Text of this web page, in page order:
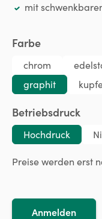
mit
Farbeauswählen
chrom
graphit
Betriebsdruck
Hochdruck
Preise werden erst
Anmelden